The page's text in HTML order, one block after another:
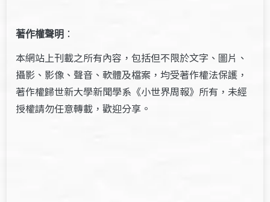
著作權聲明 ：
本網站上刊載之所有內容，包括但不限於文字、圖片、
攝影、影像、聲音、軟體及檔案，均受著作權法保護，
著作權歸世新大學新聞學系《小世界周報》所有，未經
授權請勿任意轉載，歡迎分享。